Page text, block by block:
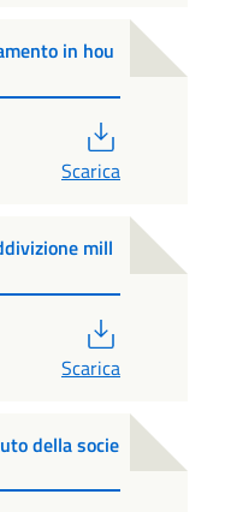
in hou
Scarica
mill
Scarica
della socie